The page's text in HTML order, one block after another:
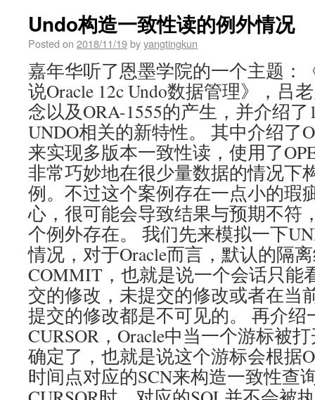
Undo构造一致性读的例外情况
Posted on 2018/11/19byyangtingkun
嘉年华听了恩墨学院的一个主题：
说Oracle 12c Undo数据管理》，吕
念以及ORA-1555的产生，并介绍了
UNDO相关的新特性。 其中介绍了
来实现多版本一致性读，使用了
非常巧妙地在很少量数据的情况下
例。不过这个案例存在一点小的瑕
心，很可能会导致结果与预期不符
个例外存在。 我们先来模拟一下
情况，对于Oracle而言，默认的隔
COMMIT，也就是说一个会话只能
交的修改，未提交的修改或者在当
提交的修改都是不可见的。 再介绍
CURSOR，Oracle中当一个游标被
确定了，也就是说这个游标会根据
时间点对应的SCN来构造一致性查